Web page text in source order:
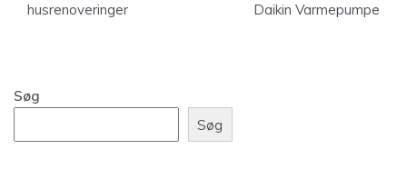
husrenoveringer
Daikin Varmepumpe
Søg
Søg